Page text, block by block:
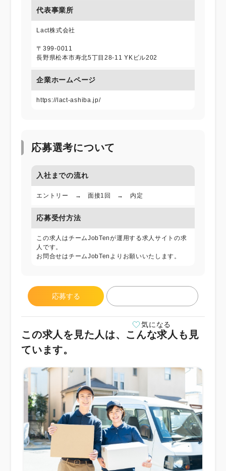
代表事業所
Lact株式会社
〒399-0011
長野県松本市寿北5丁目28-11 YKビル202
企業ホームページ
https://lact-ashiba.jp/
応募選考について
入社までの流れ
エントリー → 面接1回 → 内定
応募受付方法
この求人はチームJobTenが運用する求人サイトの求
人です。
お問合せはチームJobTenよりお願いいたします。
応募する
気になる
この求人を見た人は、こんな求人も見
ています。